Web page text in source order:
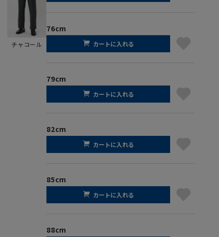
チャコール
76cm
カートに入れる
79cm
カートに入れる
82cm
カートに入れる
85cm
カートに入れる
88cm